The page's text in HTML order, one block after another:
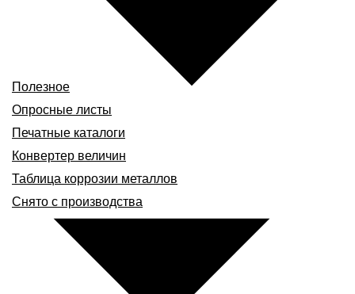
Полезное
Опросные листы
Печатные каталоги
Конвертер величин
Таблица коррозии металлов
Снято с производства